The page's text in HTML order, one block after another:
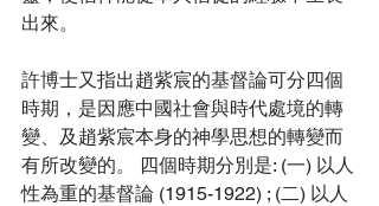
出來。
許博士又指出趙紫宸的基督論可分四個
時期，是因應中國社會與時代處境的轉
變、及趙紫宸本身的神學思想的轉變而
有所改變的。 四個時期分別是: (一) 以人
性為重的基督論 (1915-1922) ; (二) 以人